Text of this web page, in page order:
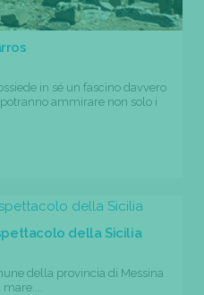
in sé un fascino davvero
ammirare non solo i
della Sicilia
della provincia di Messina